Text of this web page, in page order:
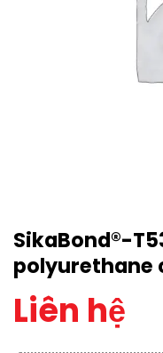
SikaBond®-
polyurethane
Liên hệ